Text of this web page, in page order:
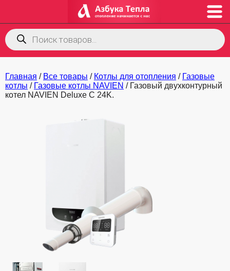
Поиск
товаров
Главная / Все товары / Котлы для отопления / Газовые
котлы / Газовые котлы NAVIEN / Газовый двухконтурный
котел NAVIEN Deluxe С 24K.